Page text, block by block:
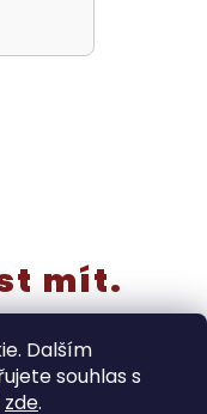
Dalším
souhlas s
zde.
mít.